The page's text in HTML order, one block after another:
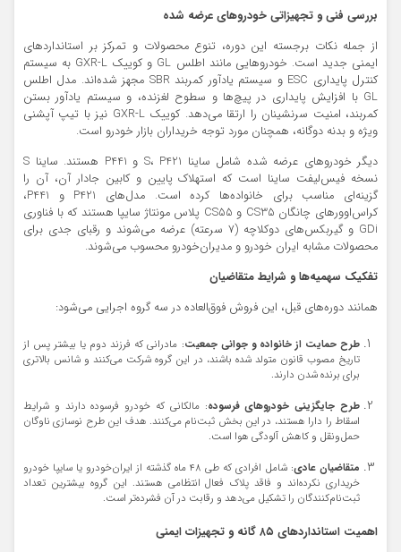
بررسی فنی و تجهیزاتی خودروهای عرضه شده
از جمله نکات برجسته این دوره، تنوع محصولات و تمرکز بر استانداردهای
ایمنی جدید است. خودروهایی مانند اطلس GL و کوییک GXR-L به سیستم
کنترل پایداری ESC و سیستم یادآور کمربند SBR مجهز شده‌اند. مدل اطلس
GL با افزایش پایداری در پیچ‌ها و سطوح لغزنده، و سیستم یادآور بستن
کمربند، امنیت سرنشینان را ارتقا می‌دهد. کوییک GXR-L نیز با تیپ آپشنی
ویژه و بدنه دوگانه، همچنان مورد توجه خریداران بازار خودرو است.
دیگر خودروهای عرضه شده شامل ساینا S، P421 و P441 هستند. ساینا S
نسخه فیس‌لیفت ساینا است که استهلاک پایین و کابین جادار آن، آن را
گزینه‌ای مناسب برای خانواده‌ها کرده است. مدل‌های P421 و P441،
کراس‌اوورهای چانگان CS35 و CS55 پلاس مونتاژ سایپا هستند که با فناوری
GDi و گیربکس‌های دوکلاچه (۷ سرعته) عرضه می‌شوند و رقبای جدی برای
محصولات مشابه ایران خودرو و مدیران‌خودرو محسوب می‌شوند.
تفکیک سهمیه‌ها و شرایط متقاضیان
همانند دوره‌های قبل، این فروش فوق‌العاده در سه گروه اجرایی می‌شود:
طرح حمایت از خانواده و جوانی جمعیت: مادرانی که فرزند دوم یا بیشتر پس از
تاریخ مصوب قانون متولد شده باشند، در این گروه شرکت می‌کنند و شانس بالاتری
برای برنده شدن دارند.
طرح جایگزینی خودروهای فرسوده: مالکانی که خودرو فرسوده دارند و شرایط
اسقاط را دارا هستند، در این بخش ثبت‌نام می‌کنند. هدف این طرح نوسازی ناوگان
حمل‌ونقل و کاهش آلودگی هوا است.
متقاضیان عادی
: شامل افرادی که طی ۴۸ ماه گذشته از ایران‌خودرو یا سایپا خودرو
خریداری نکرده‌اند و فاقد پلاک فعال انتظامی هستند. این گروه بیشترین تعداد
ثبت‌نام‌کنندگان را تشکیل می‌دهد و رقابت در آن فشرده‌تر است.
اهمیت استانداردهای ۸۵ گانه و تجهیزات ایمنی